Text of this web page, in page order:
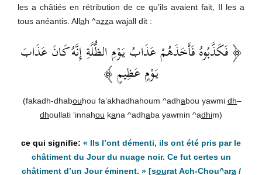
les a châtiés en rétribution de ce qu’ils avaient fait, Il les a
tous anéantis. Allah ^azza wajall dit :
﴿ فَكَذَّبُوهُ فَأَخَذَهُمْ عَذَابُ يَوْمِ الظُّلَّةِ إِنَّهُ كَانَ عَذَابَ
يَوْمٍ عَظِيمٍ ﴾
(fakadh-dhabouhou fa’akhadhahoum ^adhabou yawmi dh–
dhoullati ‘innahou kana ^adhaba yawmin ^adhim)
« Ils l’ont démenti, ils ont été pris par le
châtiment du Jour du nuage noir. Ce fut certes un
châtiment d’un Jour éminent. »[sourat Ach-Chou^ara/